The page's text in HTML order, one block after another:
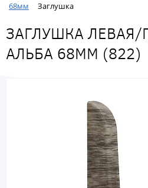
68мм
Заглушка
ЗАГЛУШКА ЛЕВАЯ/
АЛЬБА 68ММ (822)